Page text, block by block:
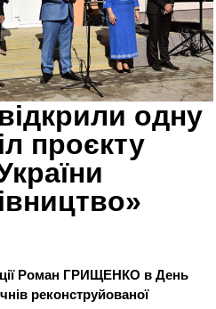
одну
проєкту
Роман ГРИЩЕНКО в День
реконструйованої